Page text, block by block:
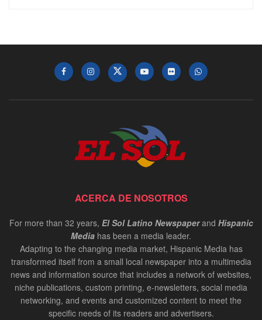
ACERCA DE NOSOTROS
For more than 32 years, El Sol Latino Newspaperand Hispanic
Media has been a media leader.
Adapting to the changing media market, Hispanic Media has
transformed itself from a small local newspaper into a multimedia
news and information source that includes a network of websites,
niche publications, custom printing, e-newsletters, social media
networking, and events and customized content to meet the
specific needs of its readers and advertisers.